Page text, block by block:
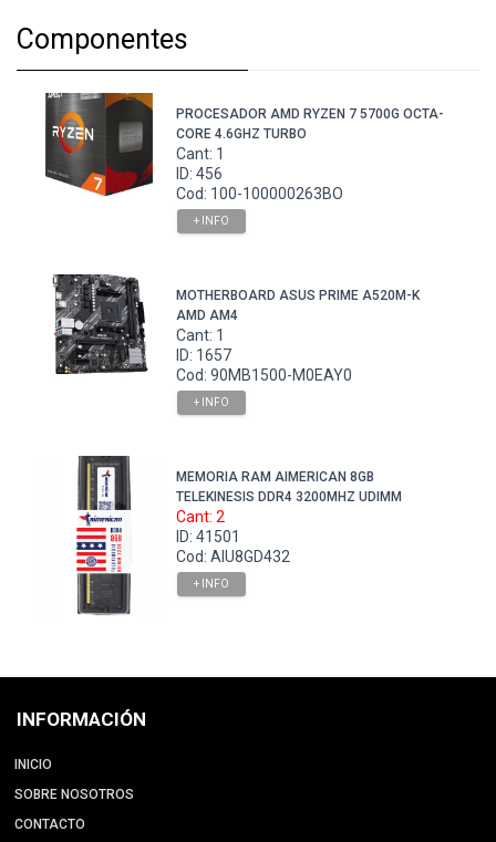
Componentes
PROCESADOR AMD RYZEN 7 5700G OCTA-
CORE 4.6GHZ TURBO
Cant: 1
ID: 456
Cod: 100-100000263BO
+ INFO
MOTHERBOARD ASUS PRIME A520M-K
AMD AM4
Cant: 1
ID: 1657
Cod: 90MB1500-M0EAY0
+ INFO
MEMORIA RAM AIMERICAN 8GB
TELEKINESIS DDR4 3200MHZ UDIMM
Cant: 2
ID: 41501
Cod: AIU8GD432
+ INFO
INFORMACIÓN
INICIO
SOBRE NOSOTROS
CONTACTO